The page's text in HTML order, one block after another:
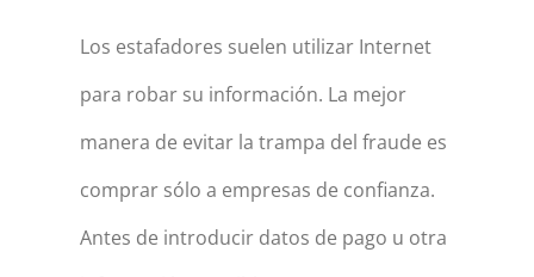
Los estafadores suelen utilizar Internet
para robar su información. La mejor
manera de evitar la trampa del fraude es
comprar sólo a empresas de confianza.
Antes de introducir datos de pago u otra